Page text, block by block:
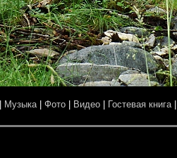
Музыка| Фото Видео Гостевая книга|